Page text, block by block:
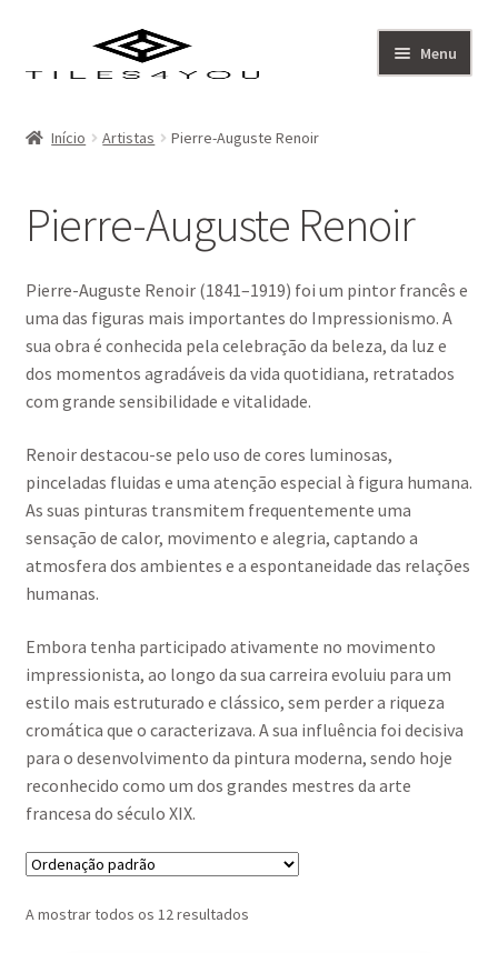
para
para
Menu
Sobre
Contacto
Início Artistas Pierre-Auguste Renoir
Pierre-Auguste Renoir
Pierre-Auguste Renoir (1841–1919) foi um pintor francês e
uma das figuras mais importantes do Impressionismo. A
sua obra é conhecida pela celebração da beleza, da luz e
dos momentos agradáveis da vida quotidiana, retratados
com grande sensibilidade e vitalidade.
Renoir destacou-se pelo uso de cores luminosas,
pinceladas fluidas e uma atenção especial à figura humana.
As suas pinturas transmitem frequentemente uma
sensação de calor, movimento e alegria, captando a
atmosfera dos ambientes e a espontaneidade das relações
humanas.
Embora tenha participado ativamente no movimento
impressionista, ao longo da sua carreira evoluiu para um
estilo mais estruturado e clássico, sem perder a riqueza
cromática que o caracterizava. A sua influência foi decisiva
para o desenvolvimento da pintura moderna, sendo hoje
reconhecido como um dos grandes mestres da arte
francesa do século XIX.
A mostrar todos os 12 resultados